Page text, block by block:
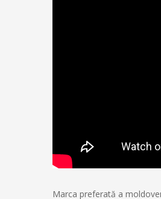
Marca preferată a